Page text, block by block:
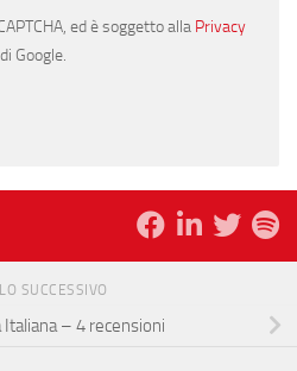
ed è soggetto alla Privacy
di Google.
SUCCESSIVO
Italiana – 4 recensioni